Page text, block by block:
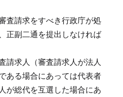
査請求をすべき行政庁が処
正副二通を提出しなければ
請求人（審査請求人が法人
ある場合にあっては代表者
が総代を互選した場合にあ